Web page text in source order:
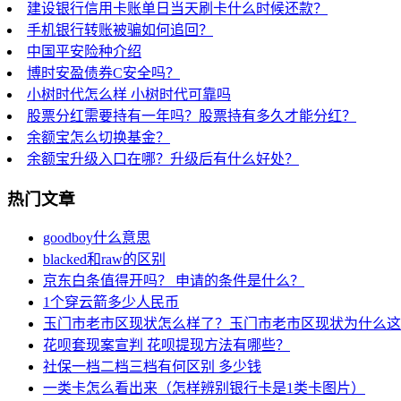
建设银行信用卡账单日当天刷卡什么时候还款？
手机银行转账被骗如何追回？
中国平安险种介绍
博时安盈债券C安全吗？
小树时代怎么样 小树时代可靠吗
股票分红需要持有一年吗？股票持有多久才能分红？
余额宝怎么切换基金？
余额宝升级入口在哪？升级后有什么好处？
热门文章
goodboy什么意思
blacked和raw的区别
京东白条值得开吗？ 申请的条件是什么？
1个穿云箭多少人民币
玉门市老市区现状怎么样了？玉门市老市区现状为什么
花呗套现案宣判 花呗提现方法有哪些？
社保一档二档三档有何区别 多少钱
一类卡怎么看出来（怎样辨别银行卡是1类卡图片）